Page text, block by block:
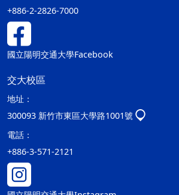
+886-2-2826-7000
國立陽明交通大學Facebook
交大校區
地址：
300093 新竹市東區大學路1001號
電話：
+886-3-571-2121